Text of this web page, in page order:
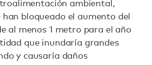
ambiental,
han bloqueado el aumento del
al menos 1 metro para el año
que inundaría grandes
y causaría daños